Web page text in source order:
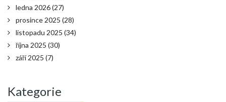
ledna 2026(27)
prosince 2025 (28)
listopadu 2025 (34)
října 2025 (30)
září 2025 (7)
Kategorie